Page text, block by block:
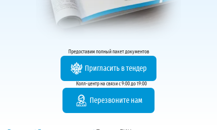
Предоставим полный пакет документов
Пригласить в тендер
Колл-центр на связи с 9:00 до 19:00
Перезвоните нам